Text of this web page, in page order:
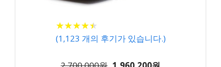
★★★★★
★★★★★
(1,123 개의 후기가 있습니다.)